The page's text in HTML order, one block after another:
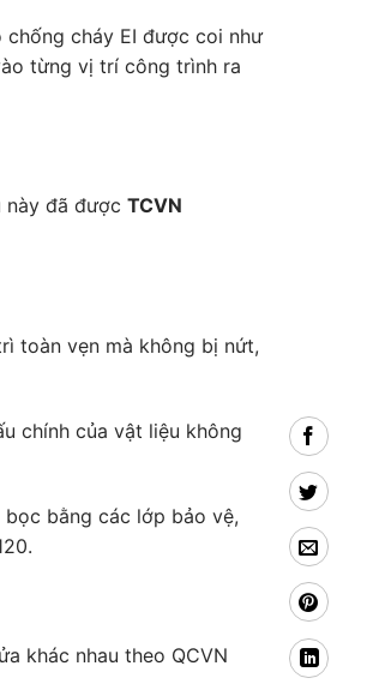
cháy EI được coi như
từng vị trí công trình ra
đã được TCVN
toàn vẹn mà không bị nứt,
chính của vật liệu không
bằng các lớp bảo vệ,
khác nhau theo QCVN